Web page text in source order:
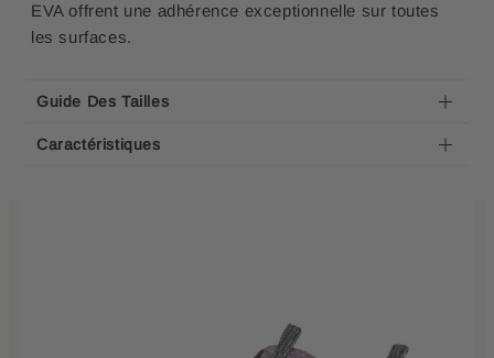
EVA offrent une adhérence exceptionnelle sur toutes
les surfaces.
Guide Des Tailles
Caractéristiques